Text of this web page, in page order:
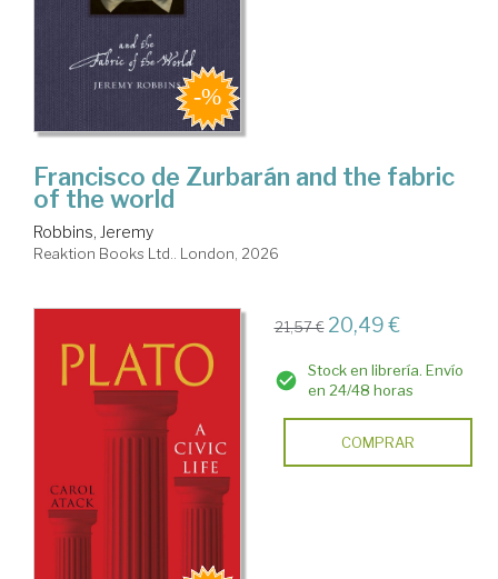
Francisco de Zurbarán and the fabric
of the world
Robbins, Jeremy
Reaktion Books Ltd.. London, 2026
21,57 € 20,49 €
Stock en librería. Envío
en 24/48 horas
COMPRAR